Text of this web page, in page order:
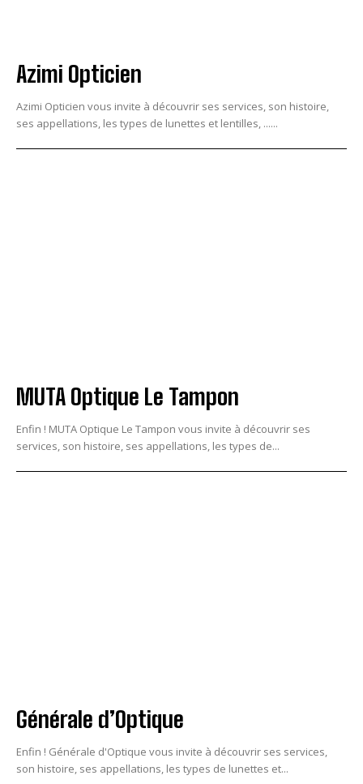
Azimi Opticien
Azimi Opticien vous invite à découvrir ses services, son histoire,
ses appellations, les types de lunettes et lentilles, ......
MUTA Optique Le Tampon
Enfin ! MUTA Optique Le Tampon vous invite à découvrir ses
services, son histoire, ses appellations, les types de...
Générale d’Optique
Enfin ! Générale d'Optique vous invite à découvrir ses services,
son histoire, ses appellations, les types de lunettes et...